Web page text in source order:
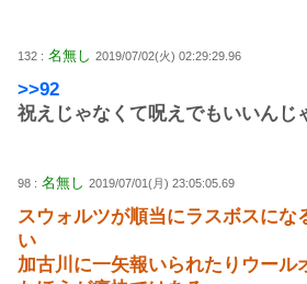
132 : 名無し 2019/07/02(火) 02:29:29.96
>>92
祝えじゃなくて呪えでもいいんじ
98 : 名無し 2019/07/01(月) 23:05:05.69
スウォルツが順当にラスボスにな
い
加古川に一矢報いられたりウール